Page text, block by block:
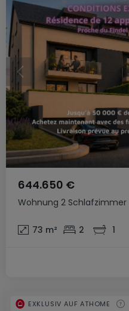
Wohnung 2 Schlafzimmer
644.650 €
73 m² 2 1
EXKLUSIV AUF ATHOME